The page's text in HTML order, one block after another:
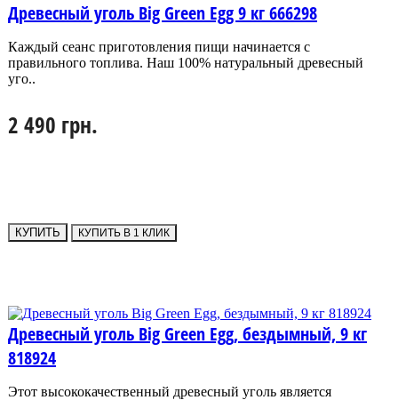
Древесный уголь Big Green Egg 9 кг 666298
Каждый сеанс приготовления пищи начинается с
правильного топлива. Наш 100% натуральный древесный
уго..
2 490 грн.
КУПИТЬ КУПИТЬ В 1 КЛИК
Древесный уголь Big Green Egg, бездымный, 9 кг
818924
Этот высококачественный древесный уголь является